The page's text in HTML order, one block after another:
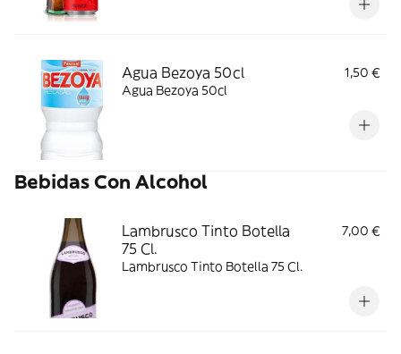
Agua Bezoya 50cl
1,50 €
Agua Bezoya 50cl
Bebidas Con Alcohol
Lambrusco Tinto Botella
75 Cl.
7,00 €
Lambrusco Tinto Botella 75 Cl.